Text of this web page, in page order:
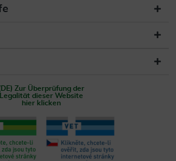
Zur Überprüfung der
Legalität dieser Website
hier klicken